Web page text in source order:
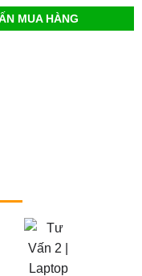
MUA HÀNG